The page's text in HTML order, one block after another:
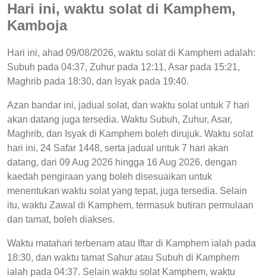
Hari ini, waktu solat di Kamphem,
Kamboja
Hari ini, ahad 09/08/2026, waktu solat di Kamphem adalah:
Subuh pada 04:37, Zuhur pada 12:11, Asar pada 15:21,
Maghrib pada 18:30, dan Isyak pada 19:40.
Azan bandar ini, jadual solat, dan waktu solat untuk 7 hari
akan datang juga tersedia. Waktu Subuh, Zuhur, Asar,
Maghrib, dan Isyak di Kamphem boleh dirujuk. Waktu solat
hari ini, 24 Safar 1448, serta jadual untuk 7 hari akan
datang, dari 09 Aug 2026 hingga 16 Aug 2026, dengan
kaedah pengiraan yang boleh disesuaikan untuk
menentukan waktu solat yang tepat, juga tersedia. Selain
itu, waktu Zawal di Kamphem, termasuk butiran permulaan
dan tamat, boleh diakses.
Waktu matahari terbenam atau Iftar di Kamphem ialah pada
18:30, dan waktu tamat Sahur atau Subuh di Kamphem
ialah pada 04:37. Selain waktu solat Kamphem, waktu